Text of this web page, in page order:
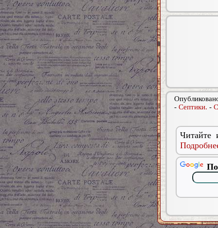
- Септики. -
Читайте